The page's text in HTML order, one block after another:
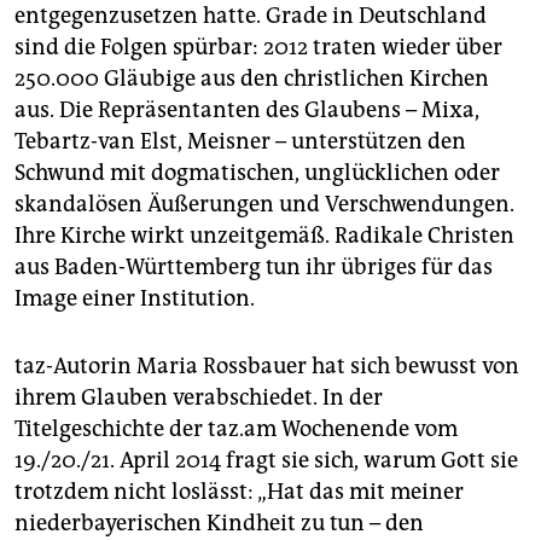
entgegenzusetzen hatte. Grade in Deutschland
sind die Folgen spürbar: 2012 traten wieder über
250.000 Gläubige aus den christlichen Kirchen
aus. Die Repräsentanten des Glaubens – Mixa,
Tebartz-van Elst, Meisner – unterstützen den
Schwund mit dogmatischen, unglücklichen oder
skandalösen Äußerungen und Verschwendungen.
Ihre Kirche wirkt unzeitgemäß. Radikale Christen
aus Baden-Württemberg tun ihr übriges für das
Image einer Institution.
taz-Autorin Maria Rossbauer hat sich bewusst von
ihrem Glauben verabschiedet. In der
Titelgeschichte der taz.am Wochenende vom
19./20./21. April 2014 fragt sie sich, warum Gott sie
trotzdem nicht loslässt: „Hat das mit meiner
niederbayerischen Kindheit zu tun – den